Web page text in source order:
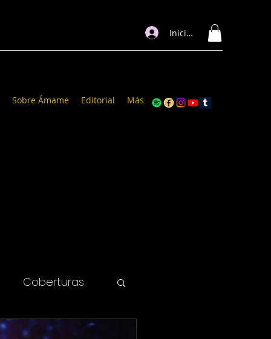
Iniciar sesión
Sobre Ámame Editorial Más
Coberturas